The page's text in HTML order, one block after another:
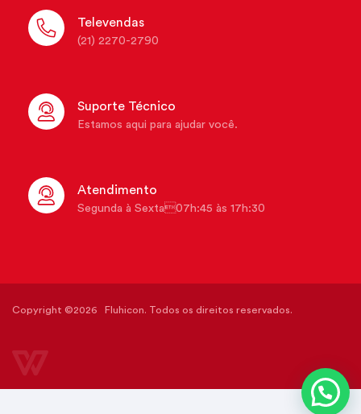
Televendas
(21) 2270-2790
Suporte Técnico
Estamos aqui para ajudar você.
Atendimento
Segunda à Sexta07h:45 às 17h:30
Copyright ©2026 Fluhicon. Todos os direitos reservados.